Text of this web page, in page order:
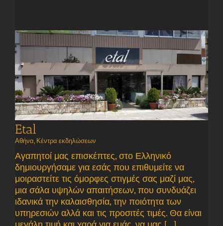
Etal
Αθήνα, Κέντρα εκδηλώσεων
Αγαπητοί μας επισκέπτες, στο Ελληνικό
δημιουργήσαμε για εσάς που επιθυμείτε να
μοιραστείτε τις όμορφες στιγμές σας μαζί μας,
μια σάλα υψηλών απαιτήσεων, που συνδυάζει
ιδανικά την καλαισθησία, την ποιότητα των
υπηρεσιών αλλά και τις προσιτές τιμές. Θα είναι